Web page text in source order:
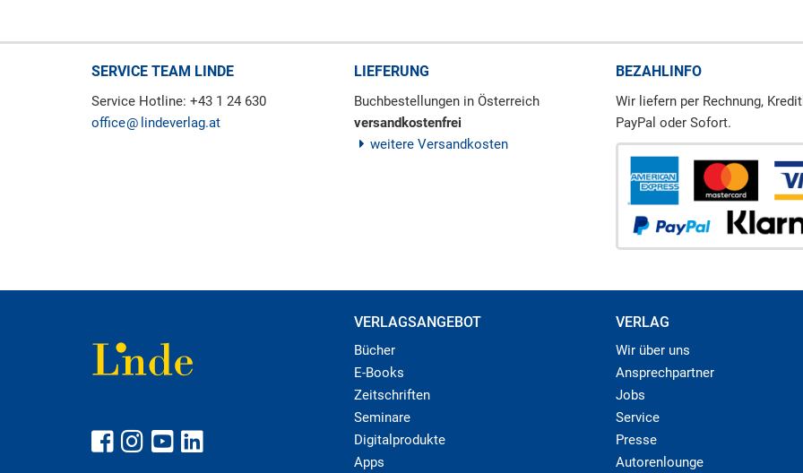
SERVICE TEAM LINDE
Service Hotline: +43 1 24 630
office
lindeverlag.at
LIEFERUNG
Buchbestellungen in Österreich
versandkostenfrei
weitere Versandkosten
BEZAHLINFO
Wir liefern per Rechnung,
PayPal oder Sofort.
VERLAGSANGEBOT
Bücher
E-Books
Zeitschriften
Seminare
Digitalprodukte
Apps
VERLAG
Wir über uns
Ansprechpartner
Jobs
Service
Presse
Autorenlounge